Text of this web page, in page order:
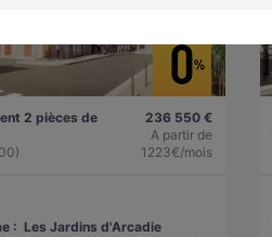
2 pièces de
236 550 €
A partir de
1223€/mois
: Les Jardins d'Arcadie